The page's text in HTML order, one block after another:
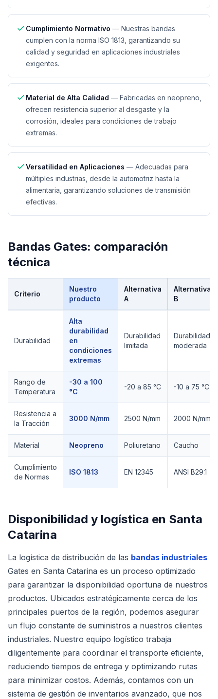
Cumplimiento Normativo — Nuestras bandas
cumplen con la norma ISO 1813, garantizando su
calidad y seguridad en aplicaciones industriales
exigentes.
Material de Alta Calidad — Fabricadas en neopreno,
ofrecen resistencia superior al desgaste y la
corrosión, ideales para condiciones de trabajo
extremas.
Versatilidad en Aplicaciones — Adecuadas para
múltiples industrias, desde la automotriz hasta la
alimentaria, garantizando soluciones de transmisión
efectivas.
Bandas Gates: comparación
técnica
Criterio
Nuestro
producto
Alternativa
A
Alternativa
B
Durabilidad
Alta
durabilidad
en
condiciones
extremas
Durabilidad
limitada
Durabilidad
moderada
Rango de
Temperatura
-30 a 100
°C
-20 a 85 °C -10 a 75 °C
Resistencia a
la Tracción
3000 N/mm 2500 N/mm 2000 N/mm
Material Neopreno Poliuretano Caucho
Cumplimiento
de Normas
ISO 1813 EN 12345 ANSI B29.1
Disponibilidad y logística en Santa
Catarina
La logística de distribución de las bandas industriales
Gates en Santa Catarina es un proceso optimizado
para garantizar la disponibilidad oportuna de nuestros
productos. Ubicados estratégicamente cerca de los
principales puertos de la región, podemos asegurar
un flujo constante de suministros a nuestros clientes
industriales. Nuestro equipo logístico trabaja
diligentemente para coordinar el transporte eficiente,
reduciendo tiempos de entrega y optimizando rutas
para minimizar costos. Además, contamos con un
sistema de gestión de inventarios avanzado, que nos